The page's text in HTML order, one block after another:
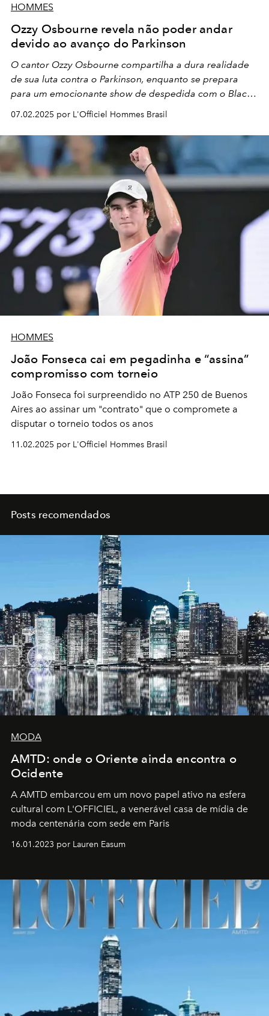
HOMMES
Ozzy Osbourne revela não poder andar
devido ao avanço do Parkinson
O cantor Ozzy Osbourne compartilha a dura realidade
de sua luta contra o Parkinson, enquanto se prepara
para um emocionante show de despedida com o Black
07.02.2025 por L'Officiel Hommes Brasil
HOMMES
João Fonseca cai em pegadinha e “assina”
compromisso com torneio
João Fonseca foi surpreendido no ATP 250 de Buenos
Aires ao assinar um "contrato" que o compromete a
disputar o torneio todos os anos
11.02.2025 por L'Officiel Hommes Brasil
Posts recomendados
MODA
AMTD: onde o Oriente ainda encontra o
Ocidente
A AMTD embarcou em um novo papel ativo na esfera
cultural com L'OFFICIEL, a venerável casa de mídia de
moda centenária com sede em Paris
16.01.2023 por Lauren Easum